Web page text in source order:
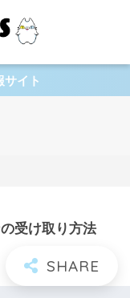
サイト
受け取り方法